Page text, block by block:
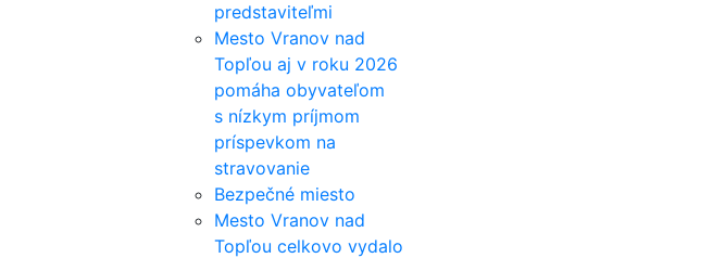
predstaviteľmi
Mesto Vranov nad
Topľou aj v roku 2026
pomáha obyvateľom
s nízkym príjmom
príspevkom na
stravovanie
Bezpečné miesto
Mesto Vranov nad
Topľou celkovo vydalo